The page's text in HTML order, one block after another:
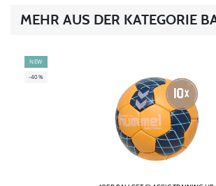
MEHR AUS DER KATEGORIE
NEW
-40%